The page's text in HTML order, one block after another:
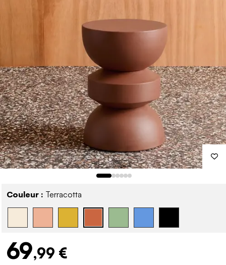
Couleur : Terracotta
69,99 €